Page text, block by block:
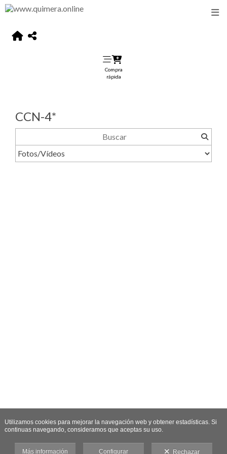
Compra
rápida
CCN-4*
Utilizamos cookies para mejorar la navegación web y obtener estadísticas. Si
continuas navegando, consideramos que aceptas su uso.
Más información Configurar Rechazar